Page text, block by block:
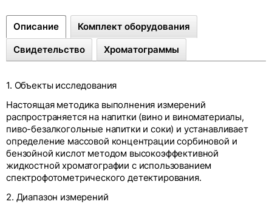
Сервис и ремонт
Описание Комплект оборудования
Свидетельство Хроматограммы
1. Объекты исследования
Настоящая методика выполнения измерений
распространяется на напитки (вино и виноматериалы,
пиво-безалкогольные напитки и соки) и устанавливает
определение массовой концентрации сорбиновой и
бензойной кислот методом высокоэффективной
жидкостной хроматографии с использованием
спектрофотометрического детектирования.
2. Диапазон измерений